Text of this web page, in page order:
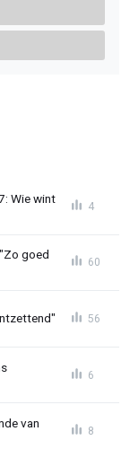
Wie wint
4
goed
60
56
6
van
8